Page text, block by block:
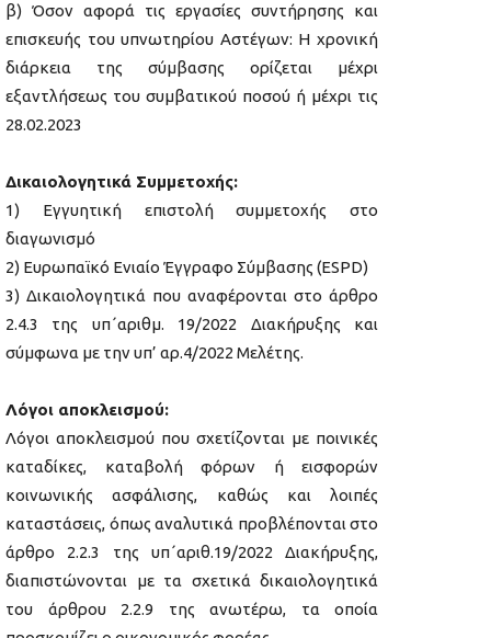
β) Όσον αφορά τις εργασίες συντήρησης και
επισκευής του υπνωτηρίου Αστέγων: Η χρονική
διάρκεια της σύμβασης ορίζεται μέχρι
εξαντλήσεως του συμβατικού ποσού ή μέχρι τις
28.02.2023
Δικαιολογητικά Συμμετοχής:
1) Εγγυητική επιστολή συμμετοχής στο
διαγωνισμό
2) Ευρωπαϊκό Ενιαίο Έγγραφο Σύμβασης (ESPD)
3) Δικαιολογητικά που αναφέρονται στο άρθρο
2.4.3 της υπ΄αριθμ. 19/2022 Διακήρυξης και
σύμφωνα με την υπ’ αρ.4/2022 Μελέτης.
Λόγοι αποκλεισμού:
Λόγοι αποκλεισμού που σχετίζονται με ποινικές
καταδίκες, καταβολή φόρων ή εισφορών
κοινωνικής ασφάλισης, καθώς και λοιπές
καταστάσεις, όπως αναλυτικά προβλέπονται στο
άρθρο 2.2.3 της υπ΄αριθ.19/2022 Διακήρυξης,
διαπιστώνονται με τα σχετικά δικαιολογητικά
του άρθρου 2.2.9 της ανωτέρω, τα οποία